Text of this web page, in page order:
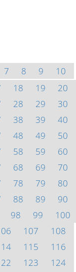
7 8 9
10
18 19
20
28 29
30
38 39
40
48 49
50
58 59
60
68 69
70
78 79
80
88 89
90
98 99
100
107
108
115
116
123
124